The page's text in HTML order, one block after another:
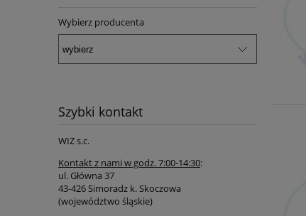
Wybierz producenta
Szybki kontakt
WIZ s.c.
Kontakt z nami w godz. 7:00-14:30:
ul. Główna 37
43-426 Simoradz k. Skoczowa
(województwo śląskie)